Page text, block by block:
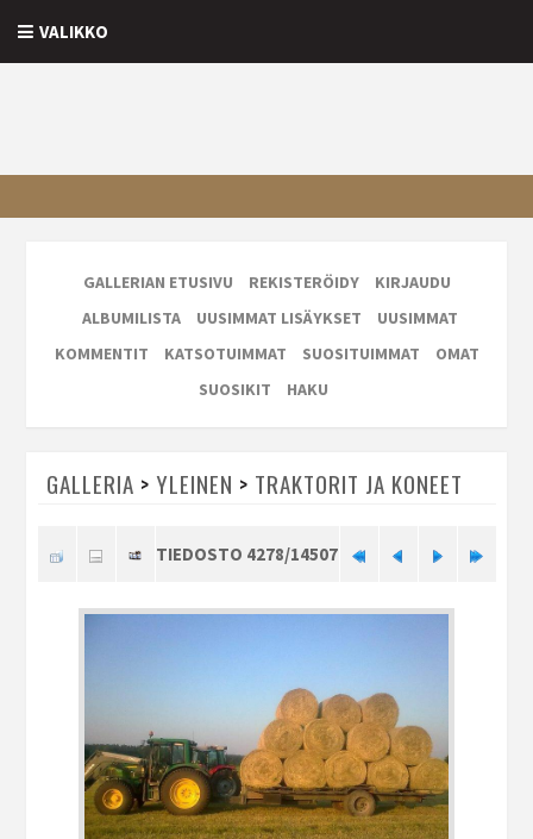
VALIKKO
GALLERIAN ETUSIVU REKISTERÖIDY
KIRJAUDU
ALBUMILISTA
UUSIMMAT LISÄYKSET
UUSIMMAT
KOMMENTIT
KATSOTUIMMAT SUOSITUIMMAT
OMAT
SUOSIKIT
HAKU
GALLERIA > YLEINEN > TRAKTORIT JA KONEET
TIEDOSTO 4278/14507